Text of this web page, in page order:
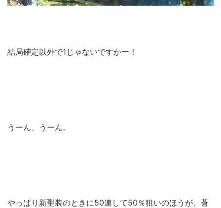
結局確定以外で1じゃないですかー！
うーん、うーん。
やっぱり新聖装のときに50連して50％狙いのほうが、蒼